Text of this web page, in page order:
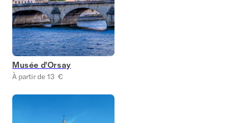
Musée d'Orsay
À partir de 13 €